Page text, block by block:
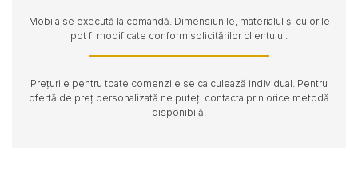
Mobila se execută la comandă. Dimensiunile, materialul și culorile
pot fi modificate conform solicitărilor clientului.
Prețurile pentru toate comenzile se calculează individual. Pentru
ofertă de preț personalizată ne puteți contacta prin orice metodă
disponibilă!